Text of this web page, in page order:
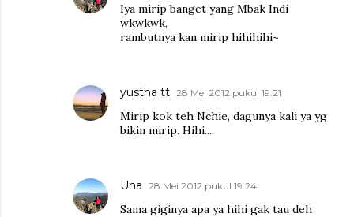
Iya mirip banget yang Mbak Indi
wkwkwk,
rambutnya kan mirip hihihihi~
yustha tt 28 Mei 2012 pukul 19.21
Mirip kok teh Nchie, dagunya kali ya yg
bikin mirip. Hihi....
Una 28 Mei 2012 pukul 19.24
Sama giginya apa ya hihi gak tau deh